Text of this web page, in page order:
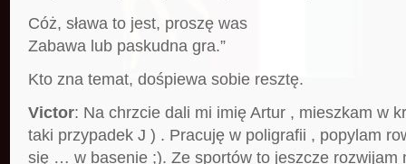
Cóż, sława to jest, proszę was
Zabawa lub paskudna gra.”
Kto zna temat, dośpiewa sobie resztę.
Victor: Na chrzcie dali mi imię Artur , mieszkam w
taki przypadek J ) . Pracuję w poligrafii , popylam
się … w basenie ;). Ze sportów to jeszcze rozwijam